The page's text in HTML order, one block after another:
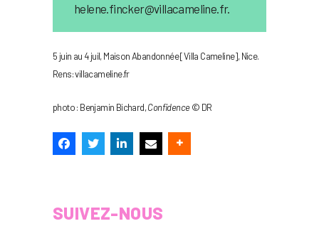
helene.fincker@villacameline.fr.
5 juin au 4 juil, Maison Abandonnée [Villa Cameline], Nice.
Rens: villacameline.fr
photo : Benjamin Bichard,Confidence© DR
SUIVEZ-NOUS